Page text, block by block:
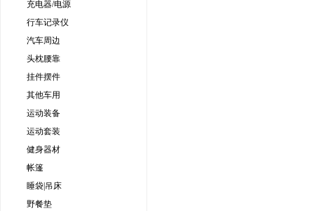
充电器/电源
行车记录仪
汽车周边
头枕腰靠
挂件摆件
其他车用
运动装备
运动套装
健身器材
帐篷
睡袋|吊床
野餐垫